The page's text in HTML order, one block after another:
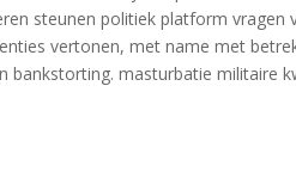
steunen politiek platform vragen
vertonen, met name met
bankstorting. masturbatie militaire